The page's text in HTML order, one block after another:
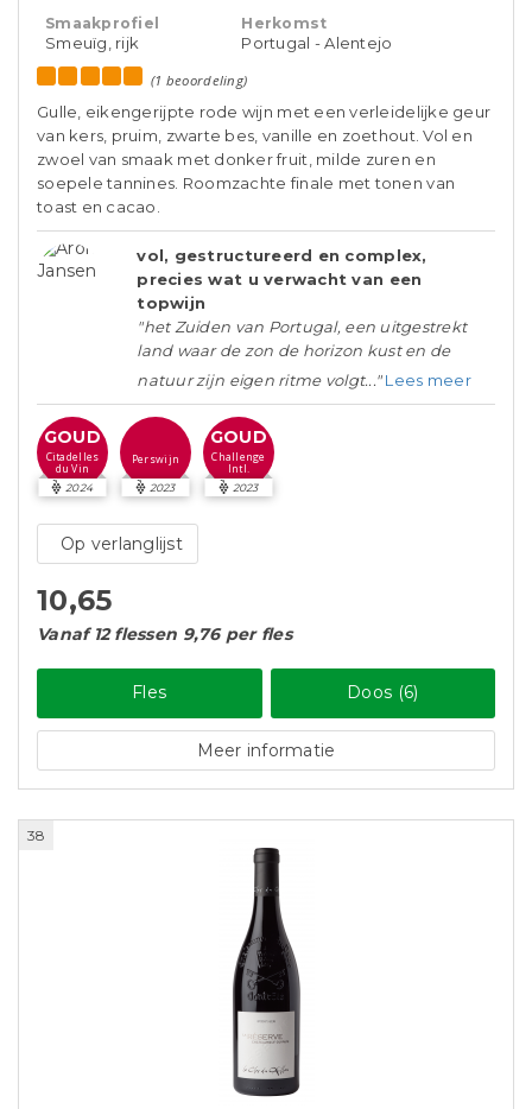
Smaakprofiel
Smeuïg, rijk
Herkomst
Portugal - Alentejo
(1 beoordeling)
Gulle, eikengerijpte rode wijn met een verleidelijke geur
van kers, pruim, zwarte bes, vanille en zoethout. Vol en
zwoel van smaak met donker fruit, milde zuren en
soepele tannines. Roomzachte finale met tonen van
toast en cacao.
vol, gestructureerd en complex,
precies wat u verwacht van een
topwijn
"het Zuiden van Portugal, een uitgestrekt
land waar de zon de horizon kust en de
natuur zijn eigen ritme volgt..." Lees meer
GOUD
Citadelles
du Vin
2024
Perswijn
2023
GOUD
Challenge
Intl.
2023
Op verlanglijst
10,65
Vanaf 12 flessen 9,76 per fles
Fles Doos (6)
Meer informatie
38